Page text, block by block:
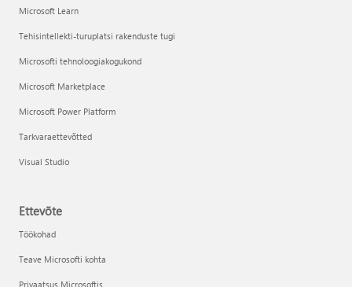
Microsoft Learn
Tehisintellekti-turuplatsi rakenduste tugi
Microsofti tehnoloogiakogukond
Microsoft Marketplace
Microsoft Power Platform
Tarkvaraettevõtted
Visual Studio
Ettevõte
Töökohad
Teave Microsofti kohta
Privaatsus Microsoftis